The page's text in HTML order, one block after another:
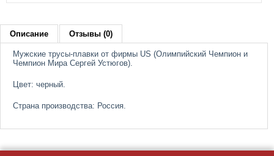
Описание Отзывы (0)
Мужские трусы-плавки от фирмы US (Олимпийский Чемпион и
Чемпион Мира Сергей Устюгов).
Цвет: черный.
Страна производства: Россия.